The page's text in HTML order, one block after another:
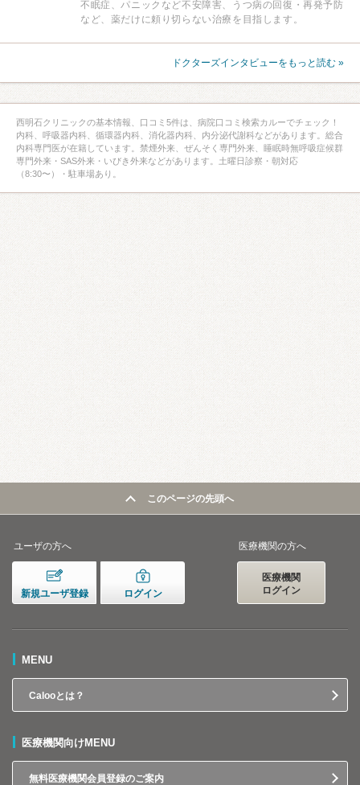
不眠症、パニックなど不安障害、うつ病の回復・再発予防
など、薬だけに頼り切らない治療を目指します。
ドクターズインタビューをもっと読む »
西明石クリニックの基本情報、口コミ5件は、病院口コミ検索カルーでチェック！
内科、呼吸器内科、循環器内科、消化器内科、内分泌代謝科などがあります。総合
内科専門医が在籍しています。禁煙外来、ぜんそく専門外来、睡眠時無呼吸症候群
専門外来・SAS外来・いびき外来などがあります。土曜日診察・朝対応
（8:30〜）・駐車場あり。
このページの先頭へ
ユーザの方へ
新規ユーザ登録 ログイン
医療機関の方へ
医療機関
ログイン
MENU
Calooとは？
医療機関向けMENU
無料医療機関会員登録のご案内